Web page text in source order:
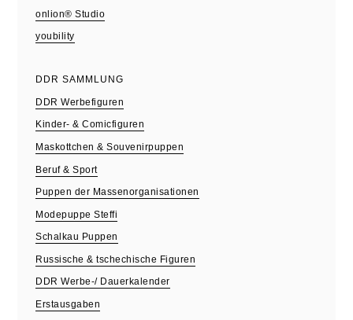
onlion® Studio
youbility
DDR SAMMLUNG
DDR Werbefiguren
Kinder- & Comicfiguren
Maskottchen & Souvenirpuppen
Beruf & Sport
Puppen der Massenorganisationen
Modepuppe Steffi
Schalkau Puppen
Russische & tschechische Figuren
DDR Werbe-/ Dauerkalender
Erstausgaben